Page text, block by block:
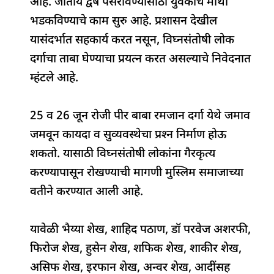
भडकविण्याचे काम सुरु आहे. प्रशासन देखील
यासंदर्भात सहकार्य करत नसून, विघ्नसंतोषी लोक
दर्गाचा ताबा घेण्याचा प्रयत्न करत असल्याचे निवेदनात
म्हंटले आहे.
25 व 26 जून रोजी पीर बाबा रमजान दर्गा येथे जमाव
जमवून कायदा व सुव्यवस्थेचा प्रश्‍न निर्माण होऊ
शकतो. यासाठी विघ्नसंतोषी लोकांना गैरकृत्य
करण्यापासून रोखण्याची मागणी मुस्लिम समाजाच्या
वतीने करण्यात आली आहे.
यावेळी भैय्या शेख, शाहिद पठाण, डॉ परवेज अशरफी,
फिरोज शेख, हुसेन शेख, शफिक शेख, शाकीर शेख,
असिफ शेख, इरफान शेख, अन्वर शेख, आदींसह